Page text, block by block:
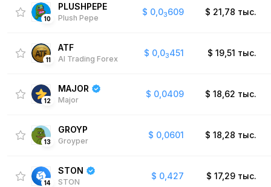
10 Plush Pepe
PLUSHPEPE
$ 0,03609 $ 21,78 тыс.
11 AI Trading Forex
ATF
$ 0,03451 $ 19,51 тыс.
12 Major
MAJOR
$ 0,0409 $ 18,62 тыс.
13 Groyper
GROYP
$ 0,0601 $ 18,28 тыс.
14 STON
STON
$ 0,427 $ 17,29 тыс.